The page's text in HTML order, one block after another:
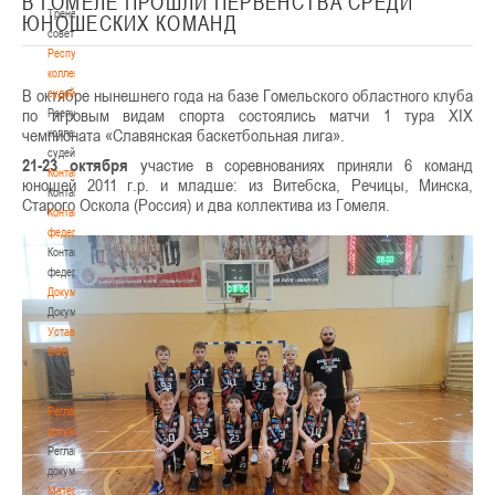
Тренерский
совет
Республиканская
коллегия
судей
Республиканская
коллегия
судей
Контакты
Контакты
Контакты
федерации
Контакты
федерации
Документы
Документы
Устав
БФБ
Устав
БФБ
Регламентирующие
документы
Регламентирующие
документы
Материалы
ЮНОШЕСКИХ КОМАНД
В октябре нынешнего года на базе Гомельского областного клуба
по игровым видам спорта состоялись матчи 1 тура XIX
чемпионата «Славянская баскетбольная лига».
21-23 октября участие в соревнованиях приняли 6 команд
юношей 2011 г.р. и младше: из Витебска, Речицы, Минска,
Старого Оскола (Россия) и два коллектива из Гомеля.